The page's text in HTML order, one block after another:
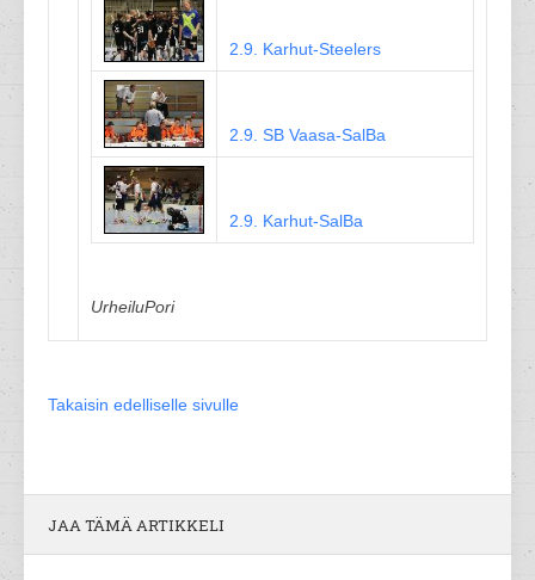
2.9. Karhut-Steelers
2.9. SB Vaasa-SalBa
2.9. Karhut-SalBa
UrheiluPori
Takaisin edelliselle sivulle
JAA TÄMÄ ARTIKKELI